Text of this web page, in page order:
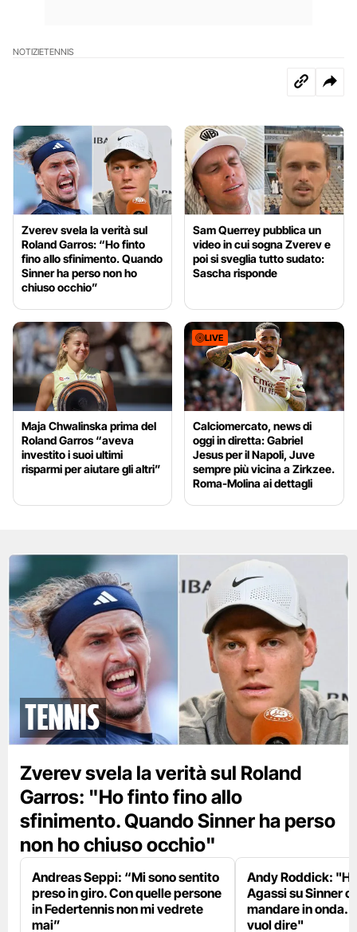
NOTIZIETENNIS
Zverev svela la verità sul
Roland Garros: “Ho finto
fino allo sfinimento. Quando
Sinner ha perso non ho
chiuso occhio”
Sam Querrey pubblica un
video in cui sogna Zverev e
poi si sveglia tutto sudato:
Sascha risponde
Maja Chwalinska prima del
Roland Garros “aveva
investito i suoi ultimi
risparmi per aiutare gli altri”
LIVE
Calciomercato, news di
oggi in diretta: Gabriel
Jesus per il Napoli, Juve
sempre più vicina a Zirkzee.
Roma-Molina ai dettagli
tennis
Zverev svela la verità sul Roland
Garros: "Ho finto fino allo
sfinimento. Quando Sinner ha perso
non ho chiuso occhio"
Andreas Seppi: “Mi sono sentito
preso in giro. Con quelle persone
in Federtennis non mi vedrete
mai”
Andy Roddick:
Agassi su Sinner
mandare in onda.
vuol dire"